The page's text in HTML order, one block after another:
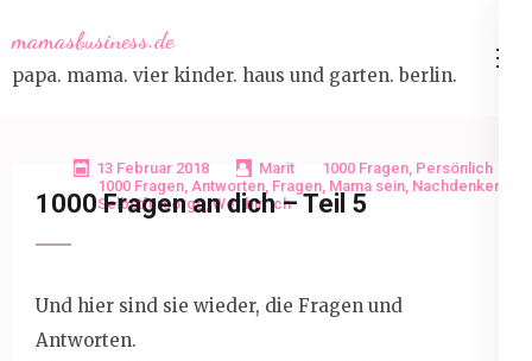
to
content
mamasbusiness.de
papa. mama. vier kinder. haus und garten. berlin.
13 Februar 2018 Marit 1000 Fragen, Persönlich
1000 Fragen, Antworten, Fragen, Mama sein, Nachdenken
Selbstfürsorge,Wer bin ich
1000 Fragen an dich – Teil 5
Und hier sind sie wieder, die Fragen und
Antworten.